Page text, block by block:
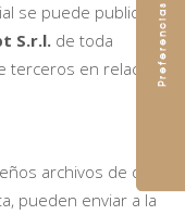
se puede publicar y
S.r.l. de toda
terceros en relación
archivos de datos
pueden enviar a la